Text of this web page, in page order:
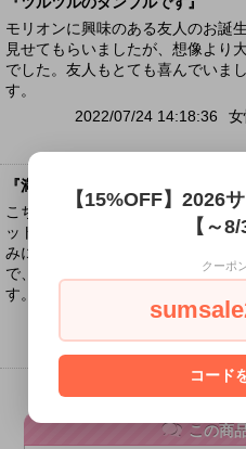
モリオンに興味のある友人のお誕
見せてもらいましたが、想像より
でした。友人もとても喜んでいま
す。
2022/07/24 14:18:36
『満足です』
こちらも無事に届いております。
ット産のモリオンを手にしたのは
みに艶もあり、とても美しいカボ
で、チベット産のクラスターもい
す。この度は素敵なお品をありが
2019/03/23
この商
【15%OFF】2026
【～8/
クーポ
コード